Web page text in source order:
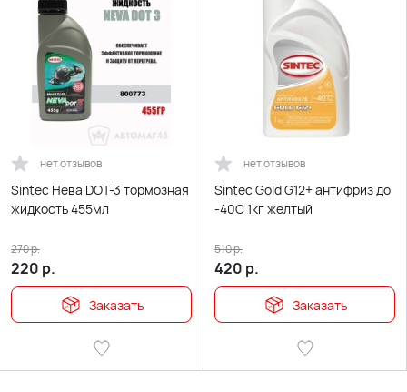
нет отзывов
Sintec Нева DOT-3 тормозная
жидкость 455мл
220 р.
270р.
Заказать
нет отзывов
Sintec Gold G12+ антифриз до
-40С 1кг желтый
420 р.
510р.
Заказать